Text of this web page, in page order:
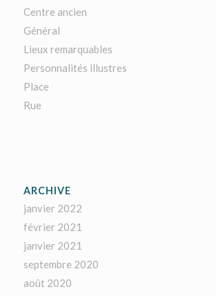
Centre ancien
Général
Lieux remarquables
Personnalités illustres
Place
Rue
ARCHIVE
janvier 2022
février 2021
janvier 2021
septembre 2020
août 2020